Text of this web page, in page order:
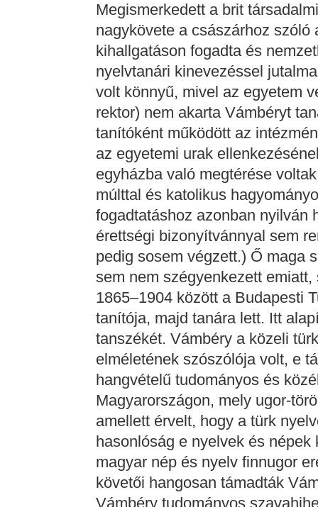
Megismerkedett a brit
nagykövete a császárhoz
kihallgatáson fogadta és
nyelvtanári kinevezéssel
volt könnyű, mivel az egyetem
rektor) nem akarta Vámbéryt
tanítóként működött az
az egyetemi urak
egyházba való megtérése
múlttal és katolikus
fogadtatáshoz azonban nyilván
érettségi bizonyítvánnyal sem
pedig sosem végzett.) Ő maga
sem nem szégyenkezett
1865–1904 között a Budapesti
tanítója, majd tanára lett. Itt
tanszékét. Vámbéry a közeli
elméletének szószólója volt, e
hangvételű tudományos és
Magyarországon, mely ugor-
amellett érvelt, hogy a türk
hasonlóság e nyelvek és
magyar nép és nyelv finnugor
követői hangosan támadták
Vámbéry tudományos